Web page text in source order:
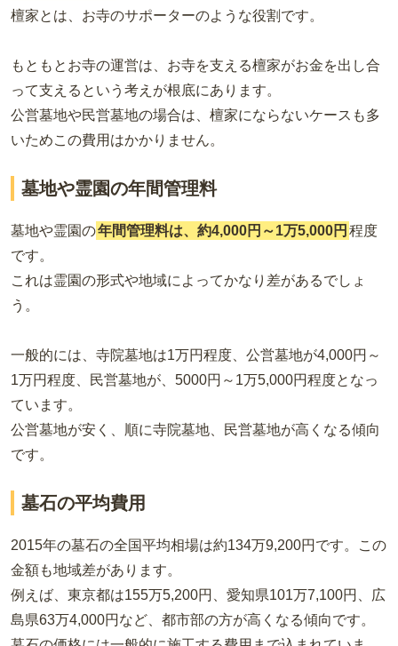
檀家とは、お寺のサポーターのような役割です。
もともとお寺の運営は、お寺を支える檀家がお金を出し合
って支えるという考えが根底にあります。
公営墓地や民営墓地の場合は、檀家にならないケースも多
いためこの費用はかかりません。
墓地や霊園の年間管理料
墓地や霊園の年間管理料は、約4,000円～1万5,000円 程度
です。
これは霊園の形式や地域によってかなり差があるでしょ
う。
一般的には、寺院墓地は1万円程度、公営墓地が4,000円～
1万円程度、民営墓地が、5000円～1万5,000円程度となっ
ています。
公営墓地が安く、順に寺院墓地、民営墓地が高くなる傾向
です。
墓石の平均費用
2015年の墓石の全国平均相場は約134万9,200円です。この
金額も地域差があります。
例えば、東京都は155万5,200円、愛知県101万7,100円、広
島県63万4,000円など、都市部の方が高くなる傾向です。